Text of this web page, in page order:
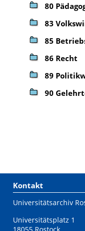
80
83
85
86 Recht
89
90
Kontakt
Universitätsarchiv
Universitätsplatz 1